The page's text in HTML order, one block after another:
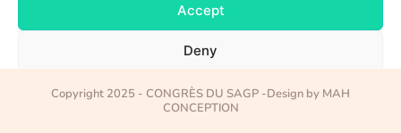
Accept
Deny
View preferences
Copyright 2025 - CONGRÈS DU SAGP -Design by MAH
CONCEPTION